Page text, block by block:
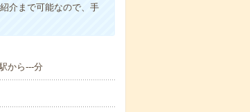
介まで可能なので、手
から---分